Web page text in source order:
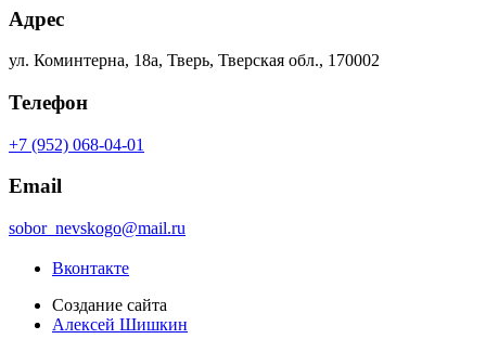
Адрес
ул. Коминтерна, 18а, Тверь, Тверская обл., 170002
Телефон
+7 (952) 068-04-01
Email
sobor_nevskogo@mail.ru
Вконтакте
Создание сайта
Алексей Шишкин